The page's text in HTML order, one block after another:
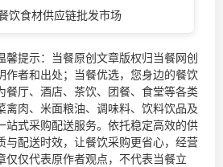
饮食材供应链批发市场
馨提示：当餐原创文章版权归当餐网创
作者和出处；当餐优选，您身边的餐饮
餐厅、酒店、茶饮、团餐、食堂等各类
禽肉、米面粮油、调味料、饮料饮品及
站式采购配送服务。依托稳定高效的供
与配送时效，让餐饮采购更省心，经营
仅仅代表原作者观点，不代表当餐立